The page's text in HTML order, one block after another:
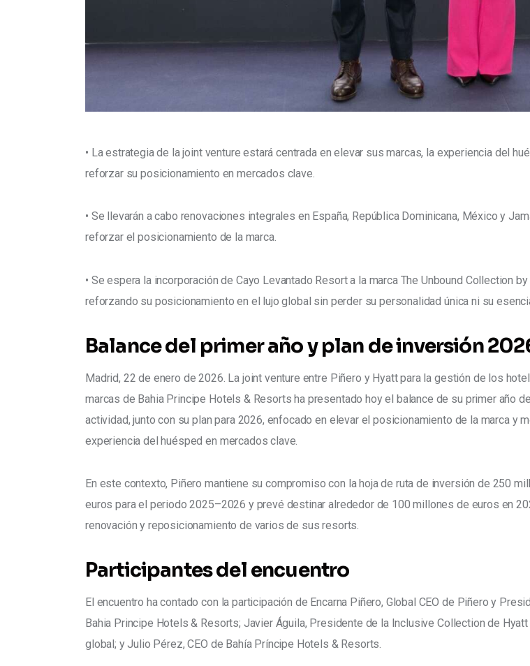
• La estrategia de la joint venture estará centrada en elevar sus marcas, la experiencia del
reforzar su posicionamiento en mercados clave.
• Se llevarán a cabo renovaciones integrales en España, República Dominicana, México y
reforzar el posicionamiento de la marca.
• Se espera la incorporación de Cayo Levantado Resort a la marca The Unbound Collection by
reforzando su posicionamiento en el lujo global sin perder su personalidad única ni su
Balance del primer año y plan de inversión
Madrid, 22 de enero de 2026. La joint venture entre Piñero y Hyatt para la gestión de los
marcas de Bahia Principe Hotels & Resorts ha presentado hoy el balance de su primer año de
actividad, junto con su plan para 2026, enfocado en elevar el posicionamiento de la marca y
experiencia del huésped en mercados clave.
En este contexto, Piñero mantiene su compromiso con la hoja de ruta de inversión de 250
euros para el periodo 2025–2026 y prevé destinar alrededor de 100 millones de euros en
renovación y reposicionamiento de varios de sus resorts.
Participantes del encuentro
El encuentro ha contado con la participación de Encarna Piñero, Global CEO de Piñero y
Bahia Principe Hotels & Resorts; Javier Águila, Presidente de la Inclusive Collection de Hyatt
global; y Julio Pérez, CEO de Bahía Príncipe Hotels & Resorts.